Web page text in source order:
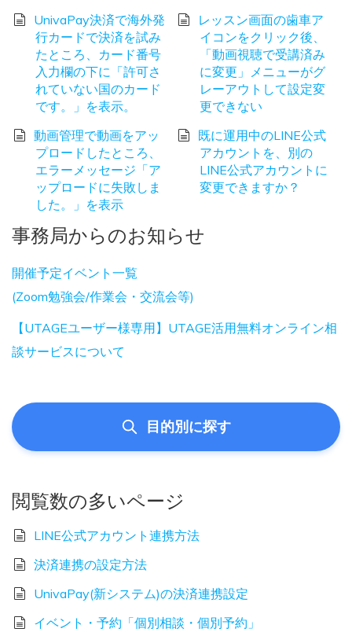
UnivaPay決済で海外発
行カードで決済を試み
たところ、カード番号
入力欄の下に「許可さ
れていない国のカード
です。」を表示。
レッスン画面の歯車ア
イコンをクリック後、
「動画視聴で受講済み
に変更」メニューがグ
レーアウトして設定変
更できない
動画管理で動画をアッ
プロードしたところ、
エラーメッセージ「ア
ップロードに失敗しま
した。」を表示
既に運用中のLINE公式
アカウントを、別の
LINE公式アカウントに
変更できますか？
事務局からのお知らせ
開催予定イベント一覧
(Zoom勉強会/作業会・交流会等)
【UTAGEユーザー様専用】UTAGE活用無料オンライン相
談サービスについて
目的別に探す
閲覧数の多いページ
LINE公式アカウント連携方法
決済連携の設定方法
UnivaPay(新システム)の決済連携設定
イベント・予約「個別相談・個別予約」